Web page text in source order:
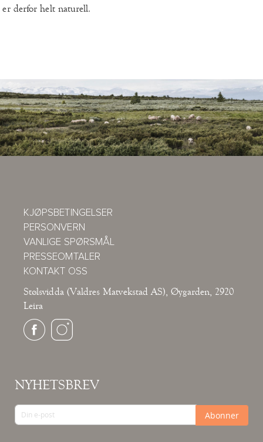
er derfor helt naturell.
KJØPSBETINGELSER
PERSONVERN
VANLIGE SPØRSMÅL
PRESSEOMTALER
KONTAKT OSS
Stølsvidda (Valdres Matvekstad AS), Øygarden, 2920
Leira
NYHETSBREV
Abonner